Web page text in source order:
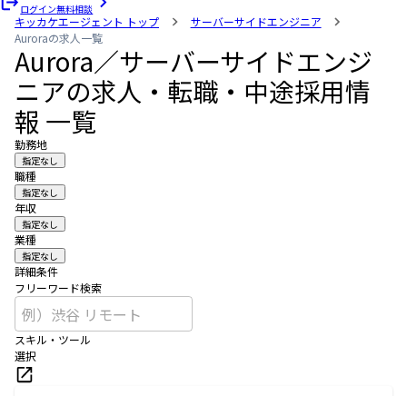
ログイン無料相談
キッカケエージェント トップ
サーバーサイドエンジニア
Auroraの求人一覧
Aurora／サーバーサイドエンジ
ニアの求人・転職・中途採用情
報 一覧
勤務地
指定なし
職種
指定なし
年収
指定なし
業種
指定なし
詳細条件
フリーワード検索
スキル・ツール
選択